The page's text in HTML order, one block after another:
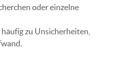
oder einzelne
zu Unsicherheiten,